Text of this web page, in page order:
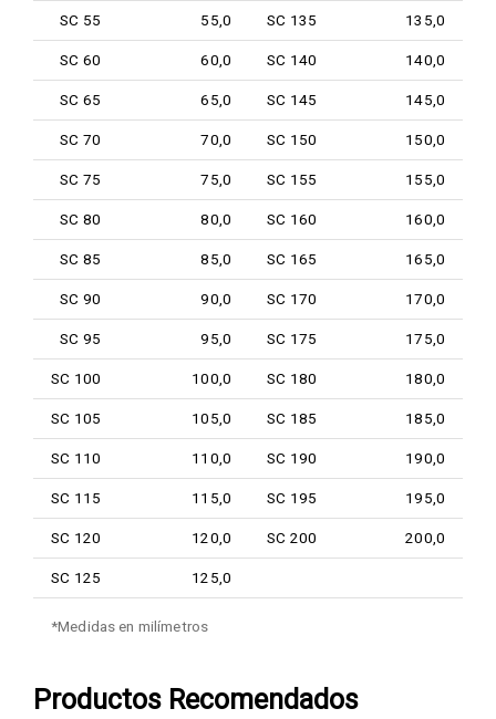
SC 55 55,0 SC 135 135,0
SC 60 60,0 SC 140 140,0
SC 65 65,0 SC 145 145,0
SC 70 70,0 SC 150 150,0
SC 75 75,0 SC 155 155,0
SC 80 80,0 SC 160 160,0
SC 85 85,0 SC 165 165,0
SC 90 90,0 SC 170 170,0
SC 95 95,0 SC 175 175,0
SC 100 100,0 SC 180 180,0
SC 105 105,0 SC 185 185,0
SC 110 110,0 SC 190 190,0
SC 115 115,0 SC 195 195,0
SC 120 120,0 SC 200 200,0
SC 125 125,0
*Medidas en milímetros
Productos Recomendados